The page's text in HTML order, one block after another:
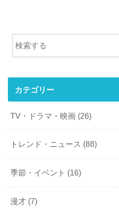
カテゴリー
TV・ドラマ・映画 (26)
トレンド・ニュース (88)
季節・イベント (16)
漫才 (7)